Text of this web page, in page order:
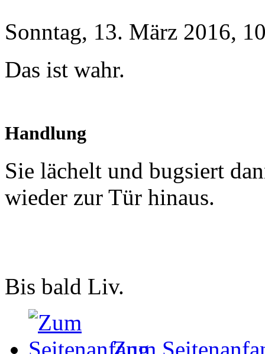
Sonntag, 13. März 2016,
Das ist wahr.
Handlung
Sie lächelt und bugsiert
wieder zur Tür hinaus.
Bis bald Liv.